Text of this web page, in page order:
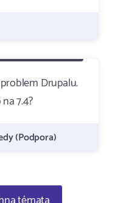
Drupalu.
7.4?
(Podpora)